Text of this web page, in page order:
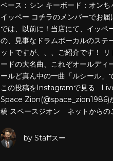
ベース：シン キーボード：オンち
イッペー コチラのメンバーでお届
では、以前に！当店にて、イッペ
の、見事なドラムボーカルのステ
ットですが、、、ご紹介です！ リ
ードの大名曲、これぞオールディ
ールど真ん中の一曲「ルシール」
この投稿をInstagramで見る
Space Zion(@space_zion1986)
稿 スペースジオン ネットからの
by Staffスー